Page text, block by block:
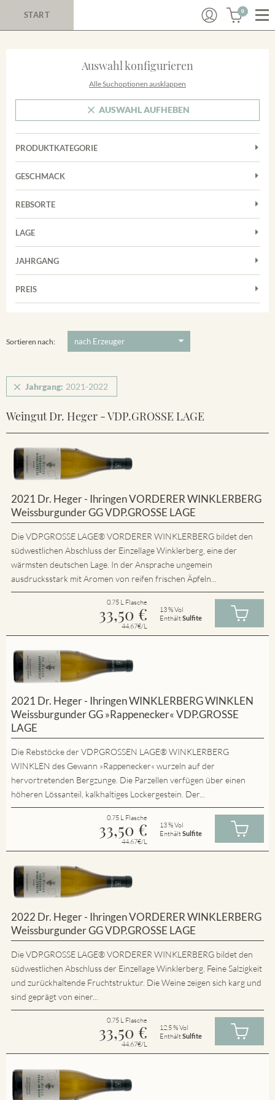
START 0
Auswahl konfigurieren
Alle Suchoptionen ausklappen
AUSWAHL AUFHEBEN
PRODUKTKATEGORIE
Cuvées
Rosé
Weißwein
GESCHMACK
Trocken
REBSORTE
Chardonnay
Grauburgunder
Riesling
LAGE
Achkarrer Schlossberg
Vorderer Winklerberg
Winklerberg Hinter Winklen
JAHRGANG
PREIS
Sortieren nach:
Jahrgang: 2021-2022
Weingut Dr. Heger - VDP.GROSSE LAGE
2021 Dr. Heger - Ihringen VORDERER WINKLERBERG
Weissburgunder GG VDP.GROSSE LAGE
Die VDP.GROSSE LAGE® VORDERER WINKLERBERG bildet den
südwestlichen Abschluss der Einzellage Winklerberg, eine der
wärmsten deutschen Lage. In der Ansprache ungemein
ausdrucksstark mit Aromen von reifen frischen Äpfeln...
0.75 L Flasche
33,50 €
44.67€/L
13 % Vol
EnthältSulfite
2021 Dr. Heger - Ihringen WINKLERBERG WINKLEN
Weissburgunder GG »Rappenecker« VDP.GROSSE
LAGE
Die Rebstöcke der VDP.GROSSEN LAGE® WINKLERBERG
WINKLEN des Gewann »Rappenecker« wurzeln auf der
hervortretenden Bergzunge. Die Parzellen verfügen über einen
höheren Lössanteil, kalkhaltiges Lockergestein. Der...
0.75 L Flasche
33,50 €
44.67€/L
13 % Vol
EnthältSulfite
2022 Dr. Heger - Ihringen VORDERER WINKLERBERG
Weissburgunder GG VDP.GROSSE LAGE
Die VDP.GROSSE LAGE® VORDERER WINKLERBERG bildet den
südwestlichen Abschluss der Einzellage Winklerberg. Feine Salzigkeit
und zurückhaltende Fruchtstruktur. Die Weine zeigen sich karg und
sind geprägt von einer...
0.75 L Flasche
33,50 €
44.67€/L
12.5 % Vol
EnthältSulfite